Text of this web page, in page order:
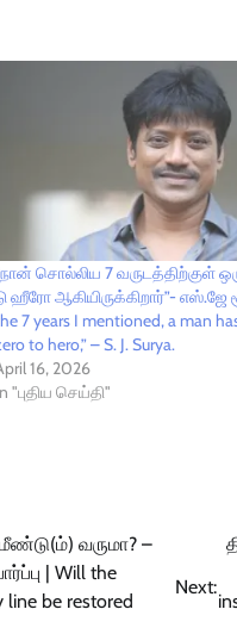
சொல்லிய 7 வருடத்திற்குள்
ஹீரோ ஆகியிருக்கிறார்”- எஸ்.ஜே
7 years I mentioned, a man
to hero,” – S. J. Surya.
16, 2026
"புதிய செய்தி"
வருமா? –
| Will the
line be restored
Next: